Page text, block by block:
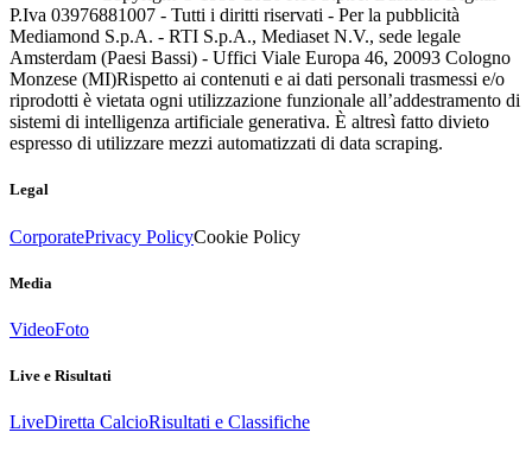
P.Iva 03976881007 - Tutti i diritti riservati - Per la pubblicità
Mediamond S.p.A. - RTI S.p.A., Mediaset N.V., sede legale
Amsterdam (Paesi Bassi) - Uffici Viale Europa 46, 20093 Cologno
Monzese (MI)Rispetto ai contenuti e ai dati personali trasmessi e/o
riprodotti è vietata ogni utilizzazione funzionale all’addestramento di
sistemi di intelligenza artificiale generativa. È altresì fatto divieto
espresso di utilizzare mezzi automatizzati di data scraping.
Legal
CorporatePrivacy PolicyCookie Policy
Media
VideoFoto
Live e Risultati
LiveDiretta CalcioRisultati e Classifiche